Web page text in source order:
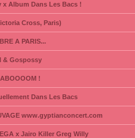
x Album Dans Les Bacs !
Cross, Paris)
A PARIS...
& Gospossy
!
Dans Les Bacs
www.gyptianconcert.com
x Jairo Killer Greg Willy